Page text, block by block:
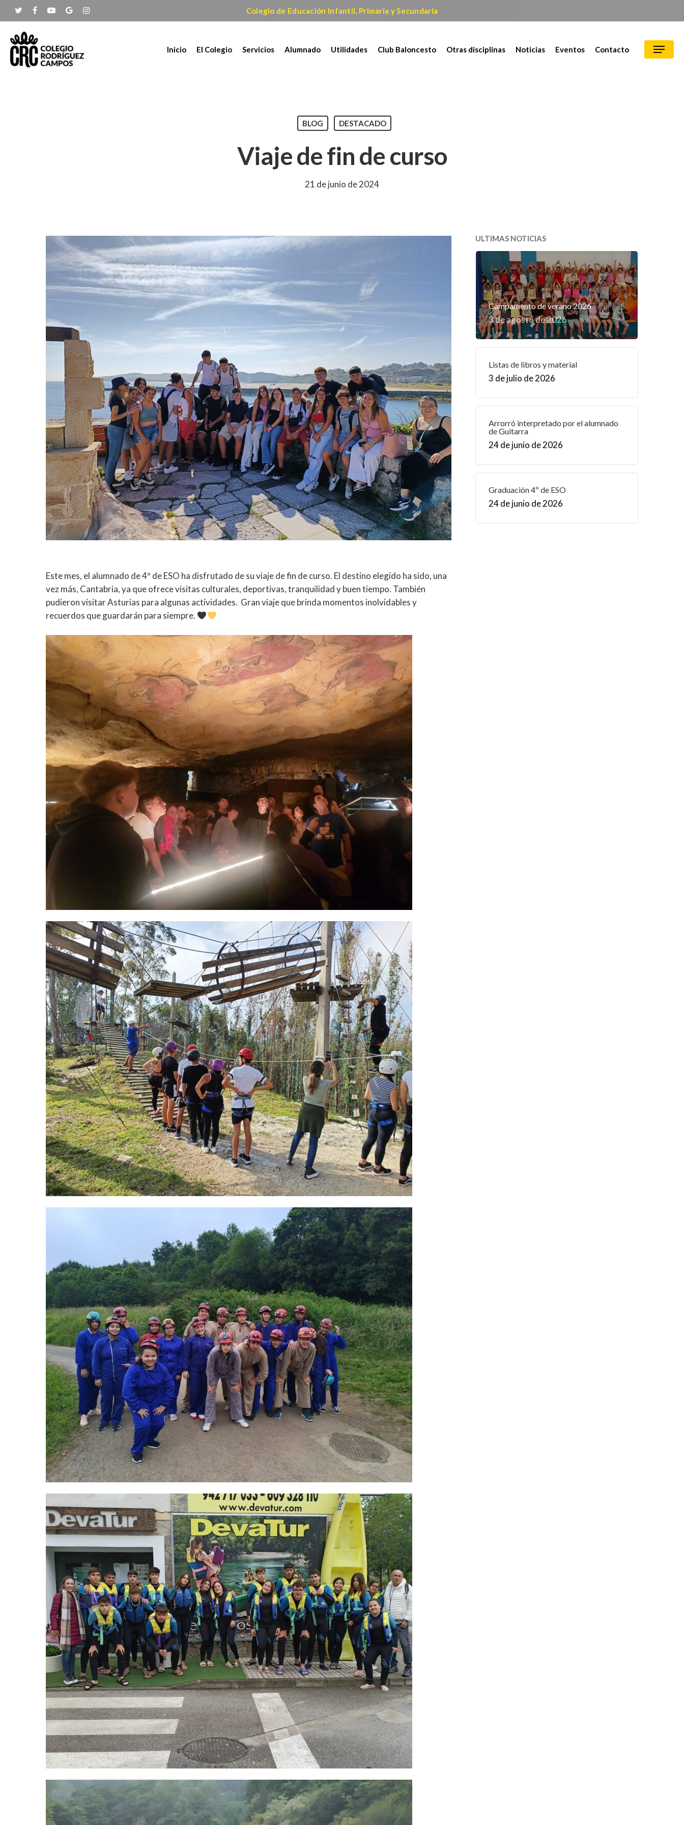
Colegio de Educación Infantil, Primaria y Secundaria
Inicio El Colegio Servicios Alumnado Utilidades Club Baloncesto Otras disciplinas Noticias Eventos Contacto
BLOG DESTACADO
Viaje de fin de curso
21 de junio de 2024
Este mes, el alumnado de 4º de ESO ha disfrutado de su viaje de fin de curso. El destino elegido ha sido, una
vez más, Cantabria, ya que ofrece visitas culturales, deportivas, tranquilidad y buen tiempo. También
pudieron visitar Asturias para algunas actividades. Gran viaje que brinda momentos inolvidables y
recuerdos que guardarán para siempre.
ULTIMAS NOTICIAS
Campamento de verano 2026
3 de agosto de 2026
Listas de libros y material
3 de julio de 2026
Arrorró interpretado por el alumnado
de Guitarra
24 de junio de 2026
Graduación 4º de ESO
24 de junio de 2026